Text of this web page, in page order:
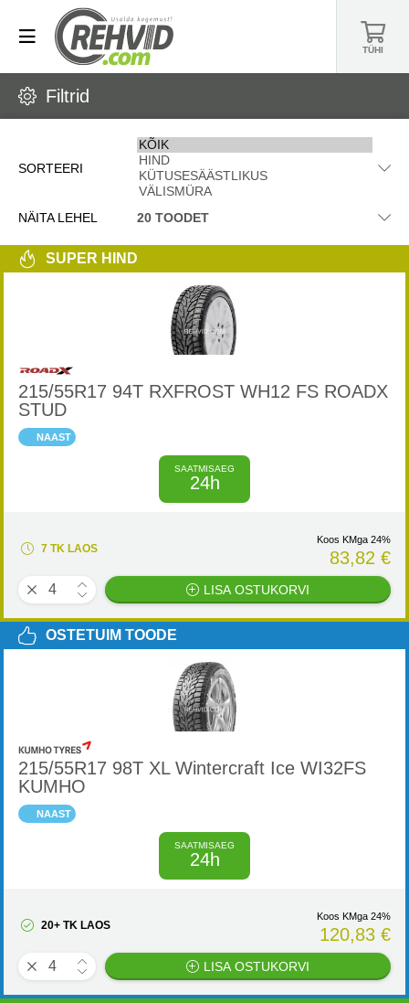
TÜHI
Filtrid
SORTEERI
NÄITA LEHEL
SUPER HIND
215/55R17 94T RXFROST WH12 FS ROADX
STUD
NAAST
SAATMISAEG
24h
7 TK LAOS
Koos KMga 24%
83,82 €
LISA OSTUKORVI
OSTETUIM TOODE
215/55R17 98T XL Wintercraft Ice WI32FS
KUMHO
NAAST
SAATMISAEG
24h
20+ TK LAOS
Koos KMga 24%
120,83 €
LISA OSTUKORVI